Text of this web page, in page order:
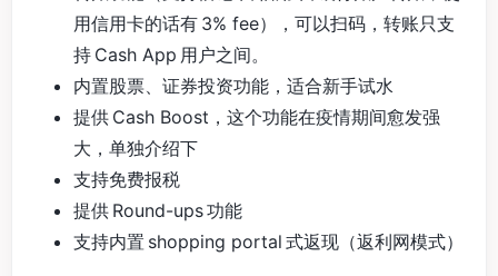
用信用卡的话有 3% fee），可以扫码，转账只支
持 Cash App 用户之间。
内置股票、证券投资功能，适合新手试水
提供 Cash Boost，这个功能在疫情期间愈发强
大，单独介绍下
支持免费报税
提供 Round-ups 功能
支持内置 shopping portal 式返现（返利网模式）